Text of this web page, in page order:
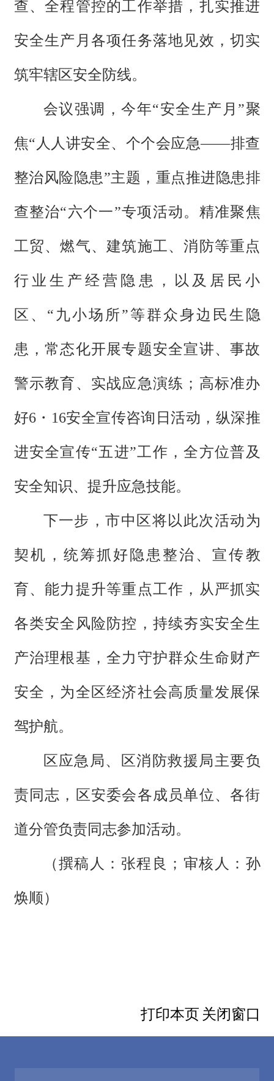
查、全程管控的工作举措，扎实推进
安全生产月各项任务落地见效，切实
筑牢辖区安全防线。
会议强调，今年“安全生产月”聚
焦“人人讲安全、个个会应急——排查
整治风险隐患”主题，重点推进隐患排
查整治“六个一”专项活动。精准聚焦
工贸、燃气、建筑施工、消防等重点
行业生产经营隐患，以及居民小
区、“九小场所”等群众身边民生隐
患，常态化开展专题安全宣讲、事故
警示教育、实战应急演练；高标准办
好6・16安全宣传咨询日活动，纵深推
进安全宣传“五进”工作，全方位普及
安全知识、提升应急技能。
下一步，市中区将以此次活动为
契机，统筹抓好隐患整治、宣传教
育、能力提升等重点工作，从严抓实
各类安全风险防控，持续夯实安全生
产治理根基，全力守护群众生命财产
安全，为全区经济社会高质量发展保
驾护航。
区应急局、区消防救援局主要负
责同志，区安委会各成员单位、各街
道分管负责同志参加活动。
（撰稿人：张程良；审核人：孙
焕顺）
打印本页 关闭窗口